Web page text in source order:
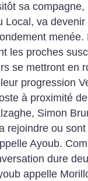
sa
Local, va
les proches
se mettront en
progression
à proximité
Simon
rejoindre ou
Ayoub.
dure
appelle